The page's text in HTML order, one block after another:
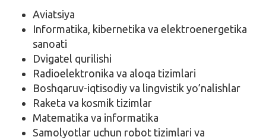
Aviatsiya
Informatika, kibernetika va elektroenergetika
sanoati
Dvigatel qurilishi
Radioelektronika va aloqa tizimlari
Boshqaruv-iqtisodiy va lingvistik yo’nalishlar
Raketa va kosmik tizimlar
Matematika va informatika
Samolyotlar uchun robot tizimlari va